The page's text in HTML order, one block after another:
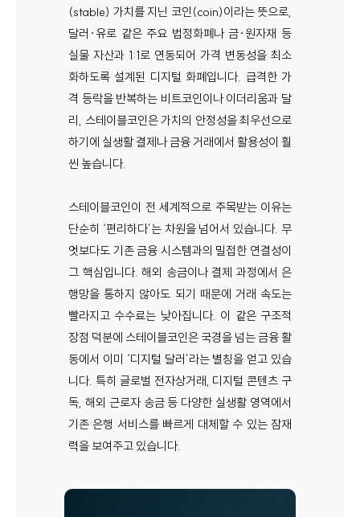
(stable) 가치를 지닌 코인(coin)이라는 뜻으로,
달러·유로 같은 주요 법정화폐나 금·원자재 등
실물 자산과 1:1로 연동되어 가격 변동성을 최소
화하도록 설계된 디지털 화폐입니다. 급격한 가
격 등락을 반복하는 비트코인이나 이더리움과 달
리, 스테이블코인은 가치의 안정성을 최우선으로
하기에 실생활 결제나 금융 거래에서 활용성이 훨
씬 높습니다.
스테이블코인이 전 세계적으로 주목받는 이유는
단순히 ‘편리하다’는 차원을 넘어서 있습니다. 무
엇보다도 기존 금융 시스템과의 밀접한 연결성이
그 핵심입니다. 해외 송금이나 결제 과정에서 은
행망을 통하지 않아도 되기 때문에 거래 속도는
빨라지고 수수료는 낮아집니다. 이 같은 구조적
장점 덕분에 스테이블코인은 국경을 넘는 금융 활
동에서 이미 ‘디지털 달러’라는 별칭을 얻고 있습
니다. 특히 글로벌 전자상거래, 디지털 콘텐츠 구
독, 해외 근로자 송금 등 다양한 실생활 영역에서
기존 은행 서비스를 빠르게 대체할 수 있는 잠재
력을 보여주고 있습니다.